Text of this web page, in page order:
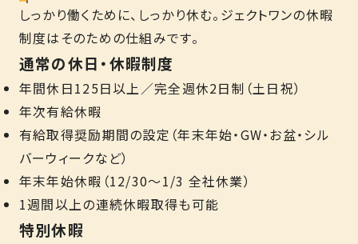
しっかり働くために、しっかり休む。ジェクトワンの休暇
制度はそのための仕組みです。
通常の休日・休暇制度
年間休日125日以上／完全週休2日制（土日祝）
年次有給休暇
有給取得奨励期間の設定（年末年始・GW・お盆・シル
バーウィークなど）
年末年始休暇（12/30～1/3 全社休業）
1週間以上の連続休暇取得も可能
特別休暇